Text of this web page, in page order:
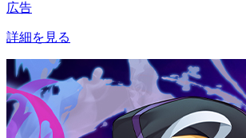
広告
詳細を見る